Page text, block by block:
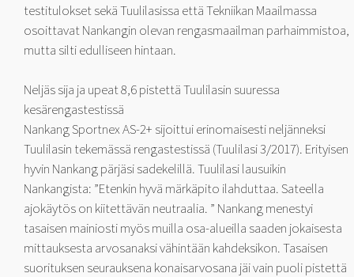
testitulokset sekä Tuulilasissa että Tekniikan Maailmassa
osoittavat Nankangin olevan rengasmaailman parhaimmistoa,
mutta silti edulliseen hintaan.
Neljäs sija ja upeat 8,6 pistettä Tuulilasin suuressa
kesärengastestissä
Nankang Sportnex AS-2+ sijoittui erinomaisesti neljänneksi
Tuulilasin tekemässä rengastestissä (Tuulilasi 3/2017). Erityisen
hyvin Nankang pärjäsi sadekelillä. Tuulilasi lausuikin
Nankangista: ”Etenkin hyvä märkäpito ilahduttaa. Sateella
ajokäytös on kiitettävän neutraalia. ” Nankang menestyi
tasaisen mainiosti myös muilla osa-alueilla saaden jokaisesta
mittauksesta arvosanaksi vähintään kahdeksikon. Tasaisen
suorituksen seurauksena konaisarvosana jäi vain puoli pistettä